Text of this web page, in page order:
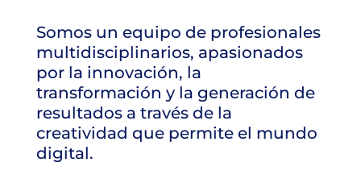
Somos un equipo de profesionales
multidisciplinarios, apasionados
por la innovación, la
transformación y la generación de
resultados a través de la
creatividad que permite el mundo
digital.